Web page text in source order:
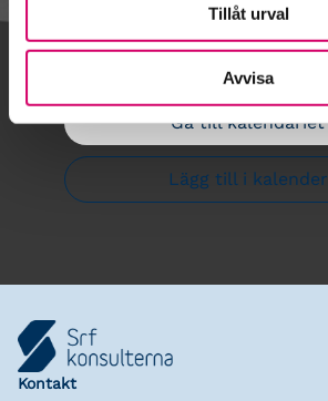
Tillåt urval
Avvisa
Gå till kalendariet
Lägg till i kalender
Kontakt